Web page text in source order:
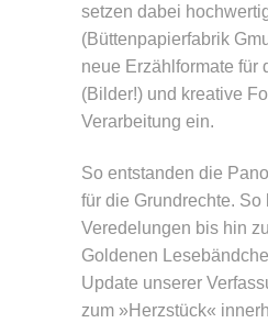
setzen dabei
(Büttenpapierfabrik
neue Erzählformate für
(Bilder!) und kreative
Verarbeitung ein.
So entstanden die
für die Grundrechte. So
Veredelungen bis hin
Goldenen
Update unserer
zum »Herzstück«